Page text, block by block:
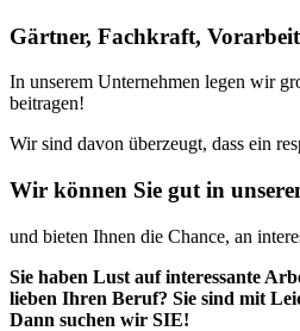
Gärtner, Fachkraft,
In unserem Unternehmen legen wir
beitragen!
Wir sind davon überzeugt, dass ein
Wir können Sie gut in
und bieten Ihnen die Chance, an
Sie haben Lust auf interessante
lieben Ihren Beruf? Sie sind mit
Dann suchen wir SIE!